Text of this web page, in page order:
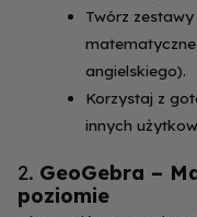
Twórz
angielskiego).
Korzystaj z
innych
2. GeoGebra –
poziomie